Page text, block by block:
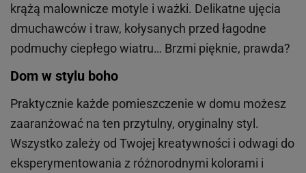
krążą malownicze motyle i ważki. Delikatne ujęcia
dmuchawców i traw, kołysanych przed łagodne
podmuchy ciepłego wiatru… Brzmi pięknie, prawda?
Dom w stylu boho
Praktycznie każde pomieszczenie w domu możesz
zaaranżować na ten przytulny, oryginalny styl.
Wszystko zależy od Twojej kreatywności i odwagi do
eksperymentowania z różnorodnymi kolorami i